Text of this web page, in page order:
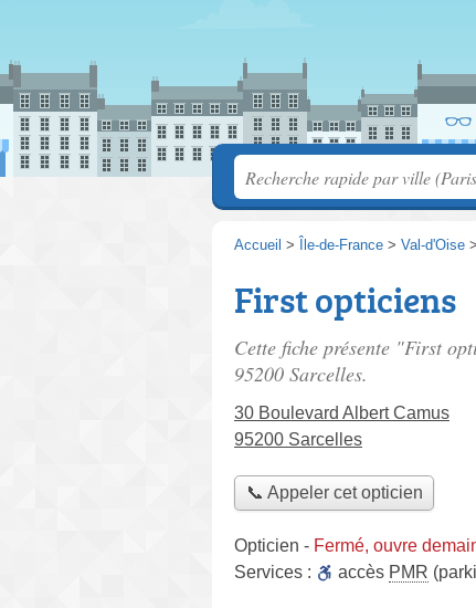
Accueil > Île-de-France > Val-d'Oise >
First opticiens
Cette fiche présente "First
95200 Sarcelles.
30 Boulevard Albert Camus
95200 Sarcelles
📞 Appeler cet opticien
Opticien - Fermé, ouvre
Services :
accès PMR